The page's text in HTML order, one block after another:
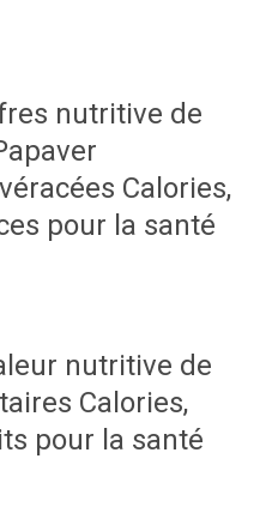
nutritive de
Calories,
pour la santé
nutritive de
Calories,
pour la santé